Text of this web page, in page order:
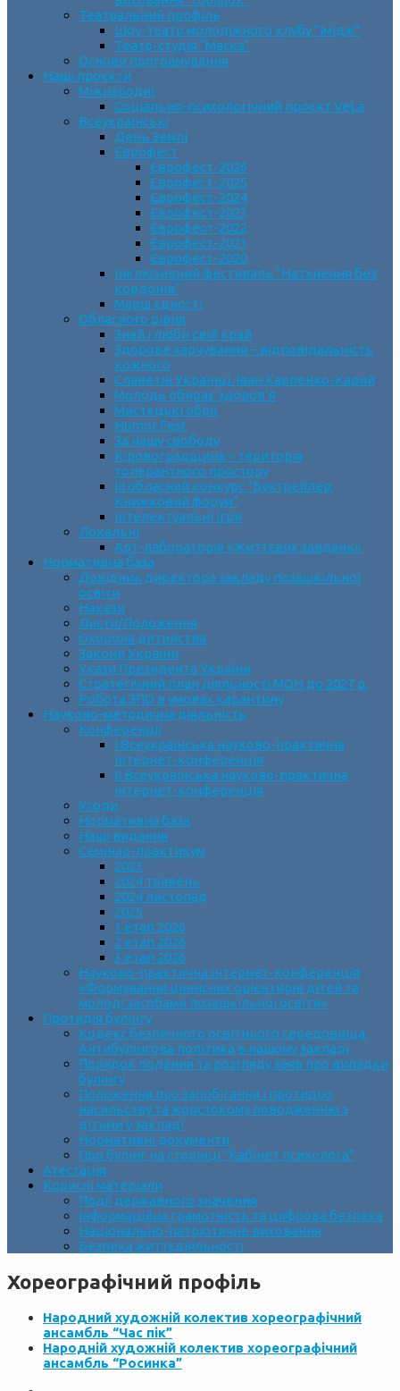
Театральний профіль
Шоу-театр молодіжного клубу “Імідж”
Театр-студія “Маска”
Основи програмування
Наші проєкти
Міжнародні
Соціально-психологічний проєкт VeLa
Всеукраїнські
День Землі
Єврофест
Єврофест-2026
Єврофест-2025
Єврофест-2024
Єврофест-2023
Єврофест-2022
Єврофест-2021
Єврофест-2020
Інклюзивний фестиваль “Натхнення без
кордонів”
Марш єдності
Обласного рівня
Знай і люби свій край
Здорове харчування – відповідальність
кожного
Славетні Українці. Іван Карпенко-Карий
Молодь обирає здоров’я
Мистецькі обрії
Humor Fest
За нашу свободу
Кіровоградщина – територія
толерантного простору
ІII обласний конкурс “Буктрейлер.
Книжковий форум”
Інтелектуальні ігри
Локальні
Арт-лабораторія «Життєвих завдань»
Нормативна база
Довідник директора закладу позашкільної
освіти
Накази
Листи/Положення
Охорона дитинства
Закони України
Укази Президента України
Стратегічний план діяльності МОН до 2027 р.
Робота ЗПО в умовах карантину
Науково-методична діяльність
Конференції
І Всеукраїнська науково-практична
інтернет-конференція
ІІ Всеукраїнська науково-практична
інтернет-конференція
Угоди
Нормативна база
Наші видання
Семінар-практикум
2023
2024 травень
2024 листопад
2025
1 етап 2026
2 етап 2026
3 етап 2026
Науково-практична інтернет-конференція
«Формування ціннісних орієнтирів дітей та
молоді засобами позашкільної освіти»
Протидія булінгу
Кодекс безпечного освітнього середовища.
Антибулінгова політика в нашому закладі
Порядок подання та розгляду заяв про випадки
булінгу
Положення про запобігання і протидію
насильству та жорстокому поводженню з
дітьми у закладі
Нормативні документи
Про булінг на сторінці “Кабінет психолога”
Атестація
Корисні матеріали
Події державного значення
Інформаційна грамотність та цифрова безпека
Національно-патріотичне виховання
Безпека життєдіяльності
Хореографічний профіль
Народний художній колектив хореографічний
ансамбль “Час пік”
Народній художній колектив хореографічний
ансамбль “Росинка”